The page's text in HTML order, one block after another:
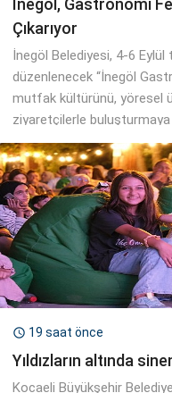
Çıkarıyor
İnegöl Belediyesi, 4-6 Eylül
düzenlenecek “İnegöl
mutfak kültürünü, yöresel
ziyaretçilerle buluşturmaya
 19 saat önce
Yıldızların altında
Kocaeli Büyükşehir